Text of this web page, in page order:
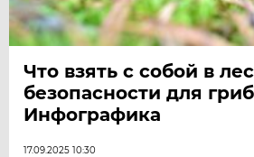
Что взять с собой в
безопасности для
Инфографика
17.09.2025 10:30